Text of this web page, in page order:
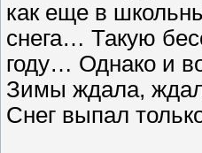
как еще в
снега… Такую
году… Однако и
Зимы ждала,
Снег выпал